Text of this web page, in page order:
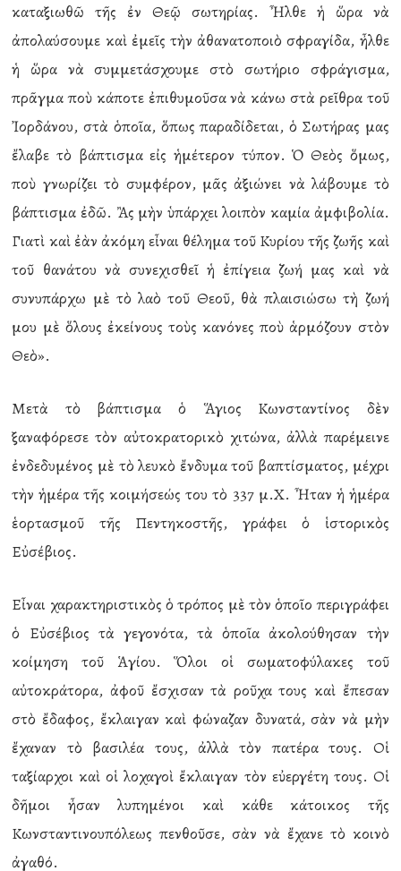
καταξιωθῶ τῆς ἐν Θεῷ σωτηρίας. Ἦλθε ἡ ὥρα νὰ
ἀπολαύσουμε καὶ ἐμεῖς τὴν ἀθανατοποιὸ σφραγίδα, ἦλθε
ἡ ὥρα νὰ συμμετάσχουμε στὸ σωτήριο σφράγισμα,
πρᾶγμα ποὺ κάποτε ἐπιθυμοῦσα νὰ κάνω στὰ ρεῖθρα τοῦ
Ἰορδάνου, στὰ ὁποῖα, ὅπως παραδίδεται, ὁ Σωτήρας μας
ἔλαβε τὸ βάπτισμα εἰς ἡμέτερον τύπον. Ὁ Θεὸς ὅμως,
ποὺ γνωρίζει τὸ συμφέρον, μᾶς ἀξιώνει νὰ λάβουμε τὸ
βάπτισμα ἐδῶ. Ἂς μὴν ὑπάρχει λοιπὸν καμία ἀμφιβολία.
Γιατὶ καὶ ἐὰν ἀκόμη εἶναι θέλημα τοῦ Κυρίου τῆς ζωῆς καὶ
τοῦ θανάτου νὰ συνεχισθεῖ ἡ ἐπίγεια ζωή μας καὶ νὰ
συνυπάρχω μὲ τὸ λαὸ τοῦ Θεοῦ, θὰ πλαισιώσω τὴ ζωή
μου μὲ ὅλους ἐκείνους τοὺς κανόνες ποὺ ἁρμόζουν στὸν
Θεὸ».
Μετὰ τὸ βάπτισμα ὁ Ἅγιος Κωνσταντίνος δὲν
ξαναφόρεσε τὸν αὐτοκρατορικὸ χιτώνα, ἀλλὰ παρέμεινε
ἐνδεδυμένος μὲ τὸ λευκὸ ἔνδυμα τοῦ βαπτίσματος, μέχρι
τὴν ἡμέρα τῆς κοιμήσεώς του τὸ 337 μ.Χ. Ἦταν ἡ ἡμέρα
ἑορτασμοῦ τῆς Πεντηκοστῆς, γράφει ὁ ἱστορικὸς
Εὐσέβιος.
Εἶναι χαρακτηριστικὸς ὁ τρόπος μὲ τὸν ὁποῖο περιγράφει
ὁ Εὐσέβιος τὰ γεγονότα, τὰ ὁποῖα ἀκολούθησαν τὴν
κοίμηση τοῦ Ἁγίου. Ὅλοι οἱ σωματοφύλακες τοῦ
αὐτοκράτορα, ἀφοῦ ἔσχισαν τὰ ροῦχα τους καὶ ἔπεσαν
στὸ ἔδαφος, ἔκλαιγαν καὶ φώναζαν δυνατά, σὰν νὰ μὴν
ἔχαναν τὸ βασιλέα τους, ἀλλὰ τὸν πατέρα τους. Οἱ
ταξίαρχοι καὶ οἱ λοχαγοὶ ἔκλαιγαν τὸν εὐεργέτη τους. Οἱ
δῆμοι ἦσαν λυπημένοι καὶ κάθε κάτοικος τῆς
Κωνσταντινουπόλεως πενθοῦσε, σὰν νὰ ἔχανε τὸ κοινὸ
ἀγαθό.